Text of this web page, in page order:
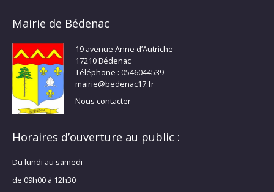
Mairie de Bédenac
19 avenue Anne d’Autriche
17210 Bédenac
Téléphone : 0546044539
mairie@bedenac17.fr
Nous contacter
Horaires d’ouverture au public :
Du lundi au samedi
de 09h00 à 12h30